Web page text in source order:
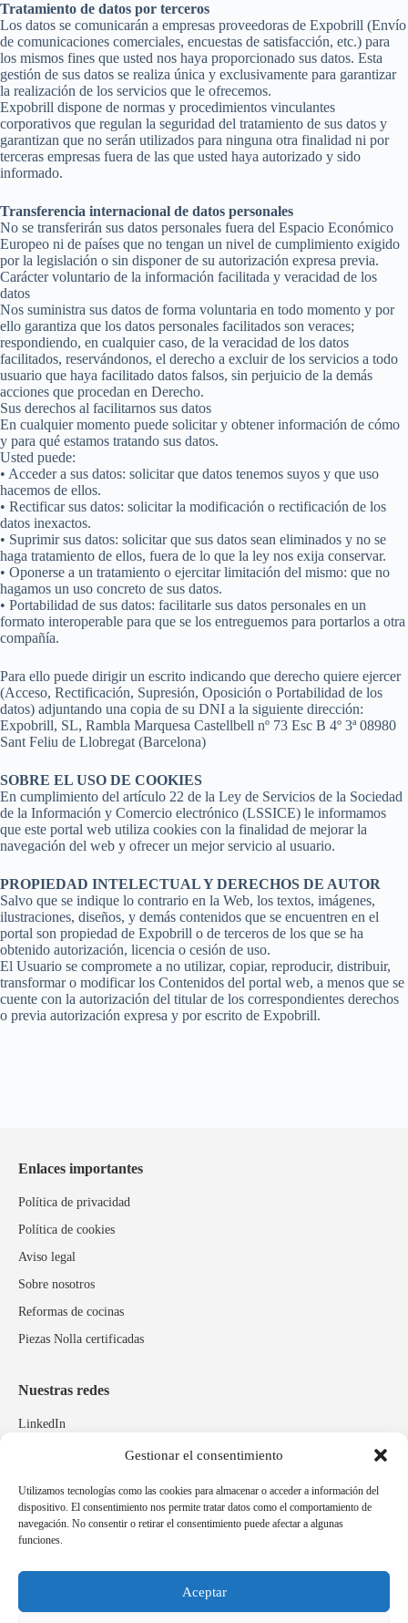
Gestionar el consentimiento
Utilizamos tecnologías como las cookies para almacenar o acceder a información del
dispositivo. El consentimiento nos permite tratar datos como el comportamiento de
navegación. No consentir o retirar el consentimiento puede afectar a algunas
funciones.
Aceptar
Tratamiento de datos por terceros
Los datos se comunicarán a empresas proveedoras de Expobrill (Envío
de comunicaciones comerciales, encuestas de satisfacción, etc.) para
los mismos fines que usted nos haya proporcionado sus datos. Esta
gestión de sus datos se realiza única y exclusivamente para garantizar
la realización de los servicios que le ofrecemos.
Expobrill dispone de normas y procedimientos vinculantes
corporativos que regulan la seguridad del tratamiento de sus datos y
garantizan que no serán utilizados para ninguna otra finalidad ni por
terceras empresas fuera de las que usted haya autorizado y sido
informado.
Transferencia internacional de datos personales
No se transferirán sus datos personales fuera del Espacio Económico
Europeo ni de países que no tengan un nivel de cumplimiento exigido
por la legislación o sin disponer de su autorización expresa previa.
Carácter voluntario de la información facilitada y veracidad de los
datos
Nos suministra sus datos de forma voluntaria en todo momento y por
ello garantiza que los datos personales facilitados son veraces;
respondiendo, en cualquier caso, de la veracidad de los datos
facilitados, reservándonos, el derecho a excluir de los servicios a todo
usuario que haya facilitado datos falsos, sin perjuicio de la demás
acciones que procedan en Derecho.
Sus derechos al facilitarnos sus datos
En cualquier momento puede solicitar y obtener información de cómo
y para qué estamos tratando sus datos.
Usted puede:
• Acceder a sus datos: solicitar que datos tenemos suyos y que uso
hacemos de ellos.
• Rectificar sus datos: solicitar la modificación o rectificación de los
datos inexactos.
• Suprimir sus datos: solicitar que sus datos sean eliminados y no se
haga tratamiento de ellos, fuera de lo que la ley nos exija conservar.
• Oponerse a un tratamiento o ejercitar limitación del mismo: que no
hagamos un uso concreto de sus datos.
• Portabilidad de sus datos: facilitarle sus datos personales en un
formato interoperable para que se los entreguemos para portarlos a otra
compañía.
Para ello puede dirigir un escrito indicando que derecho quiere ejercer
(Acceso, Rectificación, Supresión, Oposición o Portabilidad de los
datos) adjuntando una copia de su DNI a la siguiente dirección:
Expobrill, SL, Rambla Marquesa Castellbell nº 73 Esc B 4º 3ª 08980
Sant Feliu de Llobregat (Barcelona)
SOBRE EL USO DE COOKIES
En cumplimiento del artículo 22 de la Ley de Servicios de la Sociedad
de la Información y Comercio electrónico (LSSICE) le informamos
que este portal web utiliza cookies con la finalidad de mejorar la
navegación del web y ofrecer un mejor servicio al usuario.
PROPIEDAD INTELECTUAL Y DERECHOS DE AUTOR
Salvo que se indique lo contrario en la Web, los textos, imágenes,
ilustraciones, diseños, y demás contenidos que se encuentren en el
portal son propiedad de Expobrill o de terceros de los que se ha
obtenido autorización, licencia o cesión de uso.
El Usuario se compromete a no utilizar, copiar, reproducir, distribuir,
transformar o modificar los Contenidos del portal web, a menos que se
cuente con la autorización del titular de los correspondientes derechos
o previa autorización expresa y por escrito de Expobrill.
Enlaces importantes
Política de privacidad
Política de cookies
Aviso legal
Sobre nosotros
Reformas de cocinas
Piezas Nolla certificadas
Nuestras redes
LinkedIn
Marcas relacionadas